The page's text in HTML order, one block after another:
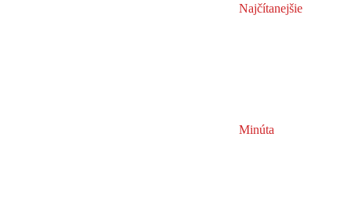
Najčítanejšie
Minúta